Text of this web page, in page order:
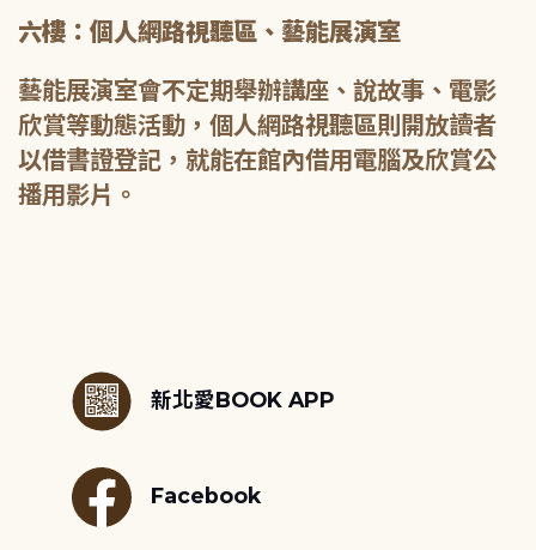
六樓：個人網路視聽區、藝能展演室
藝能展演室會不定期舉辦講座、說故事、電影
欣賞等動態活動，個人網路視聽區則開放讀者
以借書證登記，就能在館內借用電腦及欣賞公
播用影片。
新北愛BOOK APP
Facebook